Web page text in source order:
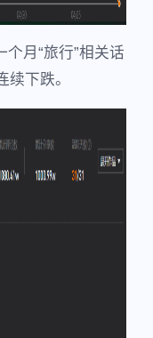
月“旅行”相关话
下跌。